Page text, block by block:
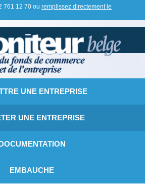
761 12 70 ou remplissez directement le
UNE ENTREPRISE
UNE ENTREPRISE
EMBAUCHE